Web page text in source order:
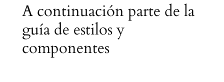
A continuación parte de la
guía de estilos y
componentes